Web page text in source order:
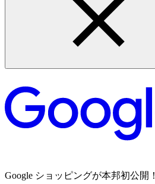
Google ショッピングが本邦初公開！